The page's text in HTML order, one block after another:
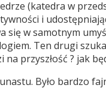
(katedra w
i
się w samotnym
Ten drugi
przyszłość ? jak
Było bardzo